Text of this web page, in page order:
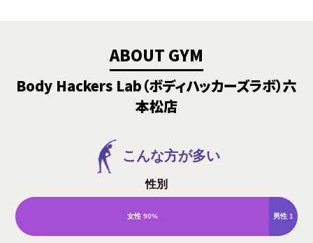
ABOUT GYM
Body Hackers Lab（ボディハッカーズラボ）六
本松店
こんな方が多い
性別
女性 90% 男性 1